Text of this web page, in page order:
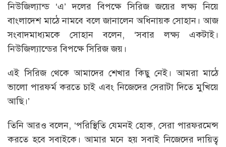
নিউজিল্যান্ড ‘এ’ দলের বিপক্ষে সিরিজ জয়ের লক্ষ্য নিয়ে
বাংলাদেশ মাঠে নামবে বলে জানালেন অধিনায়ক সোহান। আজ
সংবাদমাধ্যমকে সোহান বলেন, ‘সবার লক্ষ্য একটাই।
নিউজিল্যান্ডের বিপক্ষে সিরিজ জয়।
এই সিরিজ থেকে আমাদের শেখার কিছু নেই। আমরা মাঠে
ভালো পারফর্ম করতে চাই এবং নিজেদের সেরাটা দিতে মুখিয়ে
আছি।’
তিনি আরও বলেন, ‘পরিস্থিতি যেমনই হোক, সেরা পারফরমেন্স
করতে হবে সবাইকে। আমার মনে হয় সবাই নিজেদের দায়িত্ব